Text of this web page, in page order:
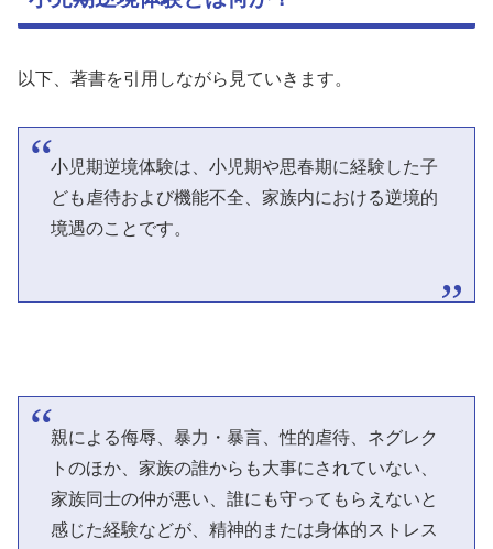
以下、著書を引用しながら見ていきます。
小児期逆境体験は、小児期や思春期に経験した子
ども虐待および機能不全、家族内における逆境的
境遇のことです。
親による侮辱、暴力・暴言、性的虐待、ネグレク
トのほか、家族の誰からも大事にされていない、
家族同士の仲が悪い、誰にも守ってもらえないと
感じた経験などが、精神的または身体的ストレス